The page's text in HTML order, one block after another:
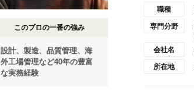
このプロの一番の強み
設計、製造、品質管理、海
外工場管理など40年の豊富
な実務経験
職種
専門分野
会社名
所在地